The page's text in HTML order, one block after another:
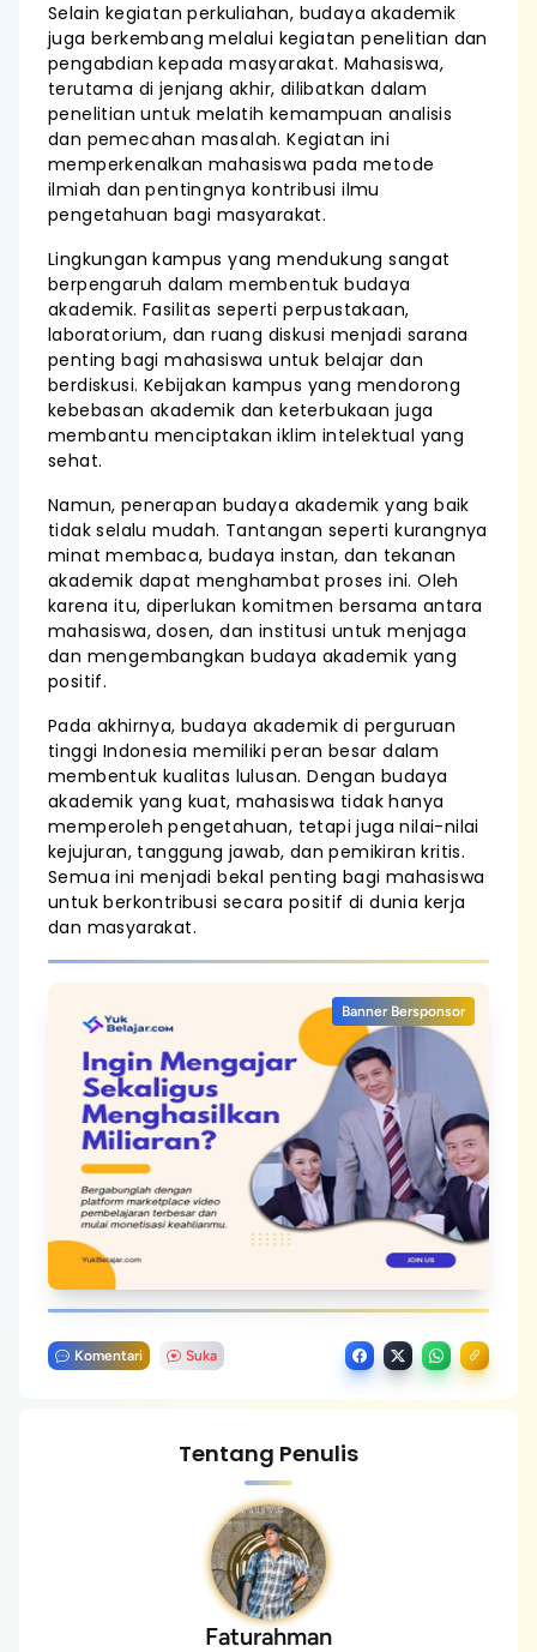
Selain kegiatan perkuliahan, budaya akademik
juga berkembang melalui kegiatan penelitian dan
pengabdian kepada masyarakat. Mahasiswa,
terutama di jenjang akhir, dilibatkan dalam
penelitian untuk melatih kemampuan analisis
dan pemecahan masalah. Kegiatan ini
memperkenalkan mahasiswa pada metode
ilmiah dan pentingnya kontribusi ilmu
pengetahuan bagi masyarakat.
Lingkungan kampus yang mendukung sangat
berpengaruh dalam membentuk budaya
akademik. Fasilitas seperti perpustakaan,
laboratorium, dan ruang diskusi menjadi sarana
penting bagi mahasiswa untuk belajar dan
berdiskusi. Kebijakan kampus yang mendorong
kebebasan akademik dan keterbukaan juga
membantu menciptakan iklim intelektual yang
sehat.
Namun, penerapan budaya akademik yang baik
tidak selalu mudah. Tantangan seperti kurangnya
minat membaca, budaya instan, dan tekanan
akademik dapat menghambat proses ini. Oleh
karena itu, diperlukan komitmen bersama antara
mahasiswa, dosen, dan institusi untuk menjaga
dan mengembangkan budaya akademik yang
positif.
Pada akhirnya, budaya akademik di perguruan
tinggi Indonesia memiliki peran besar dalam
membentuk kualitas lulusan. Dengan budaya
akademik yang kuat, mahasiswa tidak hanya
memperoleh pengetahuan, tetapi juga nilai-nilai
kejujuran, tanggung jawab, dan pemikiran kritis.
Semua ini menjadi bekal penting bagi mahasiswa
untuk berkontribusi secara positif di dunia kerja
dan masyarakat.
Banner Bersponsor
Komentari Suka
Tentang Penulis
Faturahman